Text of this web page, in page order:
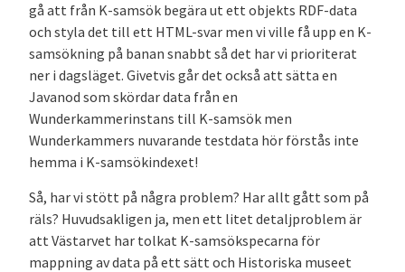
gå att från K-samsök begära ut ett objekts RDF-data
och styla det till ett HTML-svar men vi ville få upp en K-
samsökning på banan snabbt så det har vi prioriterat
ner i dagsläget. Givetvis går det också att sätta en
Javanod som skördar data från en
Wunderkammerinstans till K-samsök men
Wunderkammers nuvarande testdata hör förstås inte
hemma i K-samsökindexet!
Så, har vi stött på några problem? Har allt gått som på
räls? Huvudsakligen ja, men ett litet detaljproblem är
att Västarvet har tolkat K-samsökspecarna för
mappning av data på ett sätt och Historiska museet